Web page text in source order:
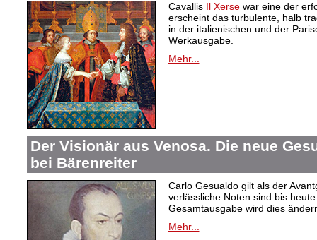
Cavallis Il Xersewar eine der
erscheint das turbulente, halb
in der italienischen und der
Werkausgabe.
Mehr...
Der Visionär aus Venosa. Die neue
bei Bärenreiter
Carlo Gesualdo gilt als der
verlässliche Noten sind bis
Gesamtausgabe wird dies
Mehr...